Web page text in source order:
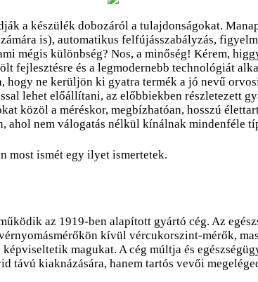
a készülék dobozáról a tulajdonságokat.
is), automatikus felfújásszabályzás,
mégis különbség? Nos, a minőség! Kérem,
fejlesztésre és a legmodernebb technológiát
hogy ne kerüljön ki gyatra termék a jó nevű
lehet előállítani, az előbbiekben részletezett
közöl a méréskor, megbízhatóan, hosszú
ahol nem válogatás nélkül kínálnak mindenféle
most ismét egy ilyet ismertetek.
az 1919-ben alapított gyártó cég. Az
kívül vércukorszint-mérők,
magukat. A cég múltja és
távú kiaknázására, hanem tartós vevői